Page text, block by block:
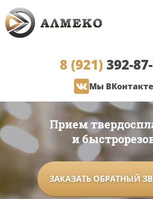
8 (921)392-
Мы ВКонтакте
Прием
и
ЗАКАЗАТЬ ОБРАТНЫЙ